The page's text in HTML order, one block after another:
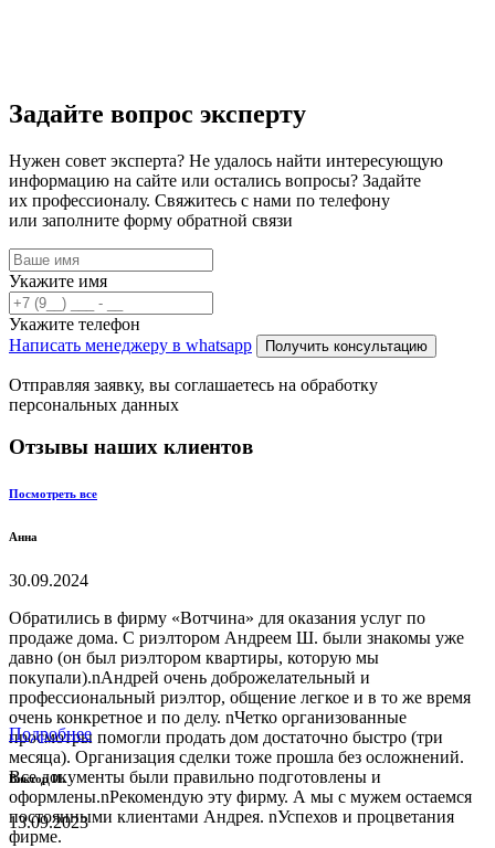
Задайте вопрос эксперту
Нужен совет эксперта? Не удалось найти интересующую
информацию на сайте или остались вопросы? Задайте
их профессионалу. Свяжитесь с нами по телефону
или заполните форму обратной связи
Укажите имя
Укажите телефон
Написать менеджеру в whatsapp
Получить консультацию
Отправляя заявку, вы соглашаетесь на обработку
персональных данных
Отзывы наших клиентов
Посмотреть все
Анна
30.09.2024
Обратились в фирму «Вотчина» для оказания услуг по
продаже дома. С риэлтором Андреем Ш. были знакомы уже
давно (он был риэлтором квартиры, которую мы
покупали).nАндрей очень доброжелательный и
профессиональный риэлтор, общение легкое и в то же время
очень конкретное и по делу. nЧетко организованные
просмотры помогли продать дом достаточно быстро (три
месяца). Организация сделки тоже прошла без осложнений.
Все документы были правильно подготовлены и
оформлены.nРекомендую эту фирму. А мы с мужем остаемся
постоянными клиентами Андрея. nУспехов и процветания
фирме.
Подробнее
Виктор И.
13.09.2023